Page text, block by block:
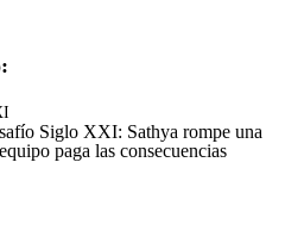
Siglo XXI: Sathya rompe una
paga las consecuencias